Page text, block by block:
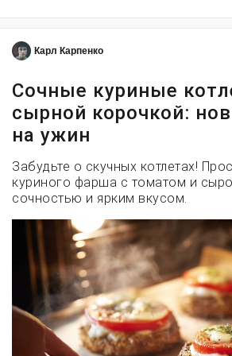
Карл Карпенко
Сочные куриные
сырной корочкой:
на ужин
Забудьте о скучных котлетах!
куриного фарша с томатом и
сочностью и ярким вкусом.